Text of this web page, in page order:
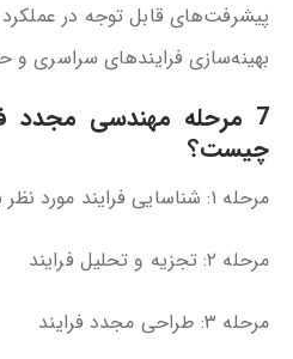
بهینه‌سازی فرایندهای سراسری و
7 مرحله مهندسی مجدد
چیست؟
مرحله ۱: شناسایی فرایند مورد نظر برای مهندسی مجدد
مرحله ۲: تجزیه و تحلیل فرایند
مرحله ۳: طراحی مجدد فرایند